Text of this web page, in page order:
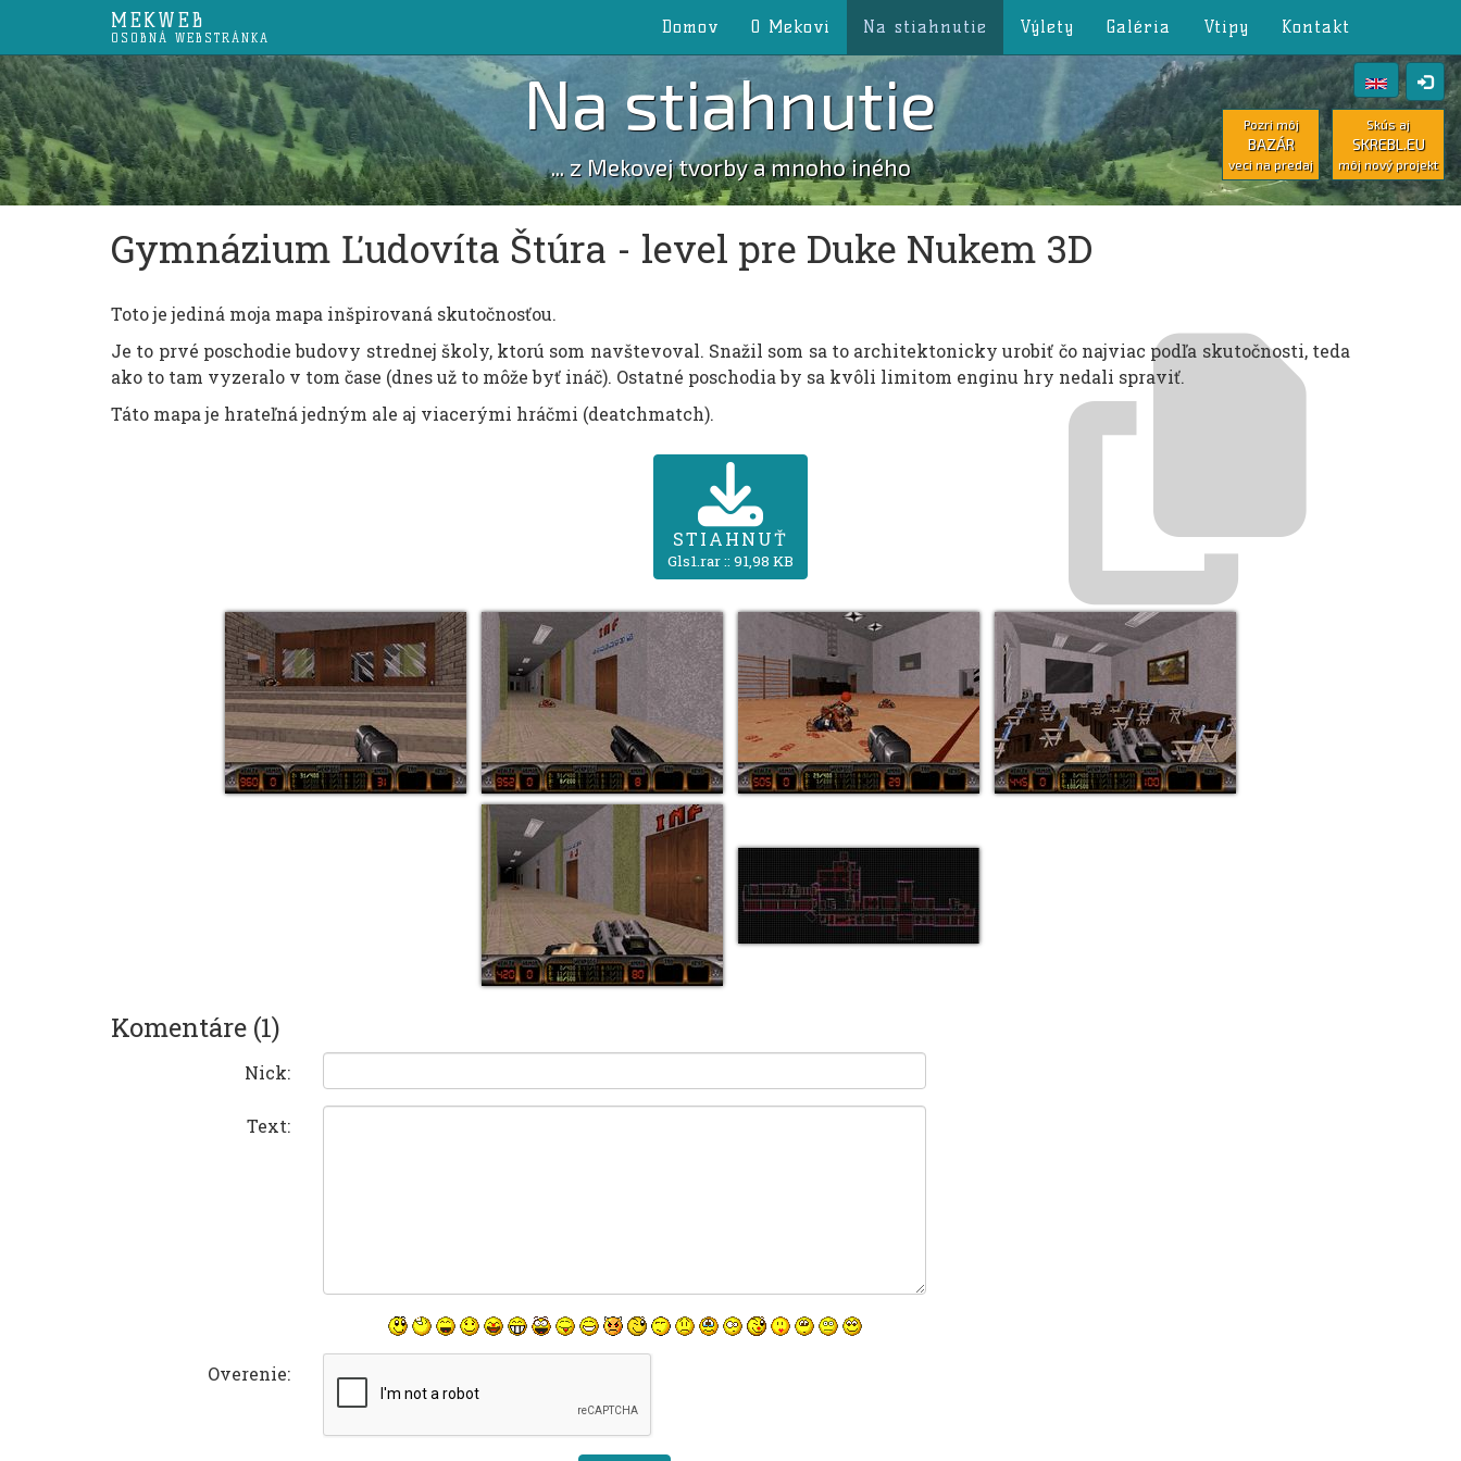
MEKWEB
OSOBNÁ WEBSTRÁNKA
Domov O Mekovi Na stiahnutie Výlety Galéria Vtipy Kontakt
Na stiahnutie
... z Mekovej tvorby a mnoho iného
Skús aj
SKREBL.EU
môj nový projekt
Pozri môj
BAZÁR
veci na predaj
Gymnázium Ľudovíta Štúra - level pre Duke Nukem 3D
Toto je jediná moja mapa inšpirovaná skutočnosťou.
Je to prvé poschodie budovy strednej školy, ktorú som navštevoval. Snažil som sa to architektonicky urobiť čo najviac podľa skutočnosti, teda
ako to tam vyzeralo v tom čase (dnes už to môže byť ináč). Ostatné poschodia by sa kvôli limitom enginu hry nedali spraviť.
Táto mapa je hrateľná jedným ale aj viacerými hráčmi (deatchmatch).
STIAHNUŤ
Gls1.rar :: 91,98 KB
Komentáre (1)
Nick:
Text:
Overenie: